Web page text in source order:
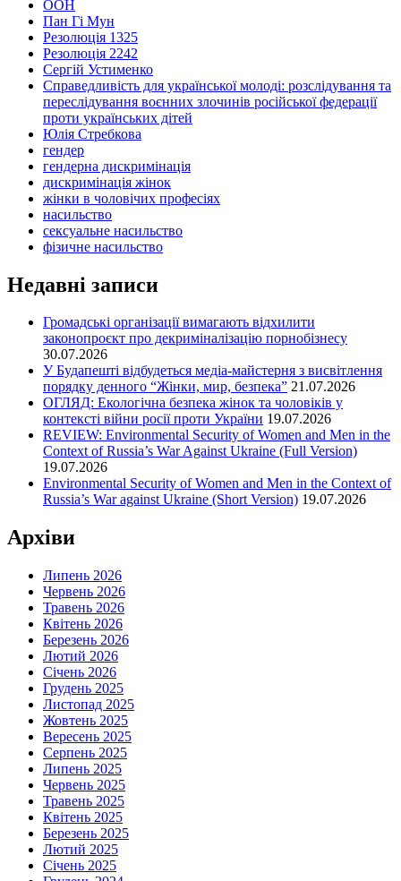
ООН
Пан Гі Мун
Резолюція 1325
Резолюція 2242
Сергій Устименко
Справедливість для української молоді: розслідування та
переслідування воєнних злочинів російської федерації
проти українських дітей
Юлія Стребкова
гендер
гендерна дискримінація
дискримінація жінок
жінки в чоловічих професіях
насильство
сексуальне насильство
фізичне насильство
Недавні записи
Громадські організації вимагають відхилити
законопроєкт про декриміналізацію порнобізнесу
30.07.2026
У Будапешті відбудеться медіа-майстерня з висвітлення
порядку денного “Жінки, мир, безпека” 21.07.2026
ОГЛЯД: Екологічна безпека жінок та чоловіків у
контексті війни росії проти України 19.07.2026
REVIEW: Environmental Security of Women and Men in the
Context of Russia’s War Against Ukraine (Full Version)
19.07.2026
Environmental Security of Women and Men in the Context of
Russia’s War against Ukraine (Short Version) 19.07.2026
Архіви
Липень 2026
Червень 2026
Травень 2026
Квітень 2026
Березень 2026
Лютий 2026
Січень 2026
Грудень 2025
Листопад 2025
Жовтень 2025
Вересень 2025
Серпень 2025
Липень 2025
Червень 2025
Травень 2025
Квітень 2025
Березень 2025
Лютий 2025
Січень 2025